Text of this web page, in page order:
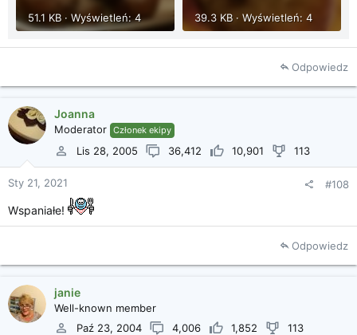
51.1 KB · Wyświetleń: 4 39.3 KB · Wyświetleń: 4
Odpowiedz
Joanna
Moderator Członek ekipy
Lis 28, 2005 36,412 10,901 113
Sty 21, 2021 #108
Wspaniałe!
Odpowiedz
janie
Well-known member
Paź 23, 2004
4,006 1,852 113